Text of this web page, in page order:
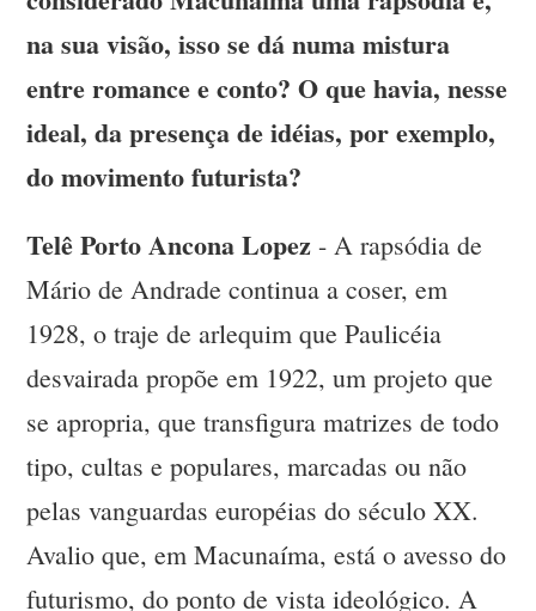
na sua visão, isso se dá numa mistura
entre romance e conto? O que havia, nesse
ideal, da presença de idéias, por exemplo,
do movimento futurista?
Telê Porto Ancona Lopez - A rapsódia de
Mário de Andrade continua a coser, em
1928, o traje de arlequim que Paulicéia
desvairada propõe em 1922, um projeto que
se apropria, que transfigura matrizes de todo
tipo, cultas e populares, marcadas ou não
pelas vanguardas européias do século XX.
Avalio que, em Macunaíma, está o avesso do
futurismo, do ponto de vista ideológico. A